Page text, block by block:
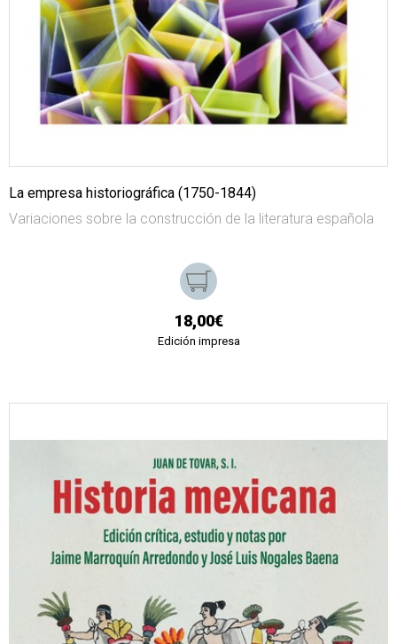
La empresa historiográfica (1750-1844)
Variaciones sobre la construcción de la literatura española
18,00€
Edición impresa